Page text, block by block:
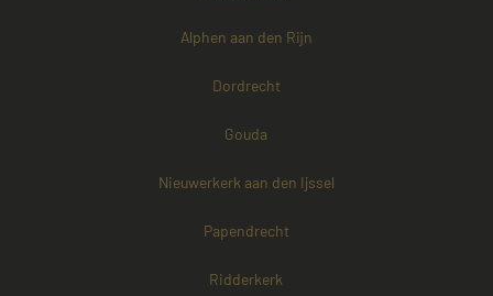
Alphen aan den Rijn
Dordrecht
Gouda
Nieuwerkerk aan den Ijssel
Papendrecht
Ridderkerk